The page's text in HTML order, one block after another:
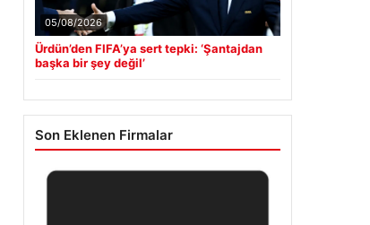
05/08/2026
Ürdün’den FIFA’ya sert tepki: ‘Şantajdan
başka bir şey değil’
Son Eklenen Firmalar